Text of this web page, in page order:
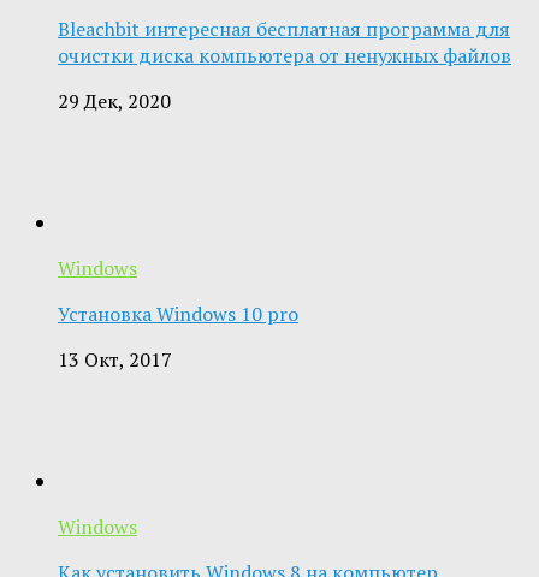
Bleachbit интересная бесплатная программа для
очистки диска компьютера от ненужных файлов
29 Дек, 2020
Windows
Установка Windows 10 pro
13 Окт, 2017
Windows